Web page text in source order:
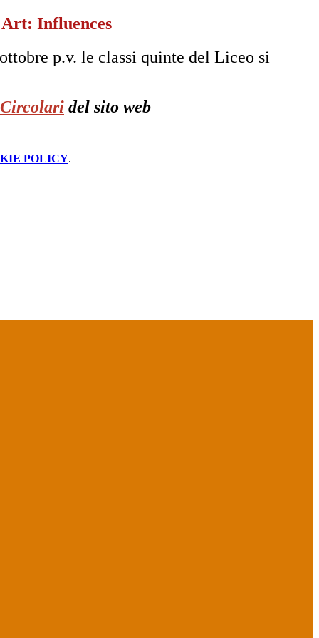
Influences
p.v. le classi quinte del Liceo si
Circolari del sito web
POLICY.